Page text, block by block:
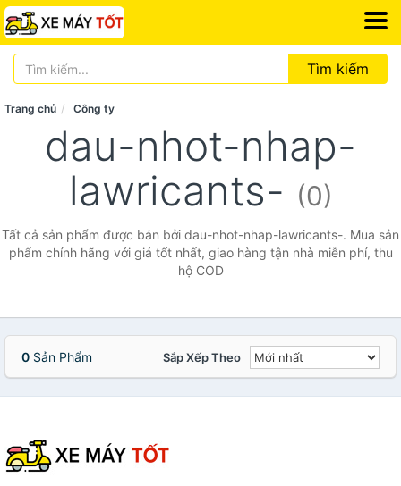
Tìm kiếm
Trang chủ Công ty
dau-nhot-nhap-
lawricants- (0)
Tất cả sản phẩm được bán bởi dau-nhot-nhap-lawricants-. Mua sản
phẩm chính hãng với giá tốt nhất, giao hàng tận nhà miễn phí, thu
hộ COD
0 Sản Phẩm Sắp Xếp Theo